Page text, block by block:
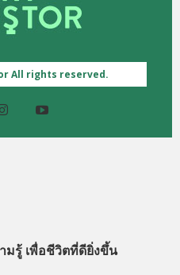
All rights reserved.
มรู้ เพื่อชีวิตที่ดียิ่งขึ้น